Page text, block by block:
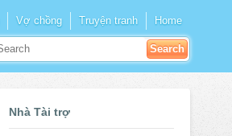
Vợ chồng Truyện tranh Home
Nhà Tài trợ